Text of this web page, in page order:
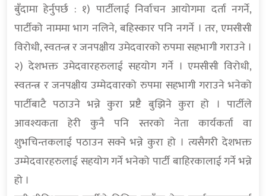
बुँदामा हेर्नुपर्छ : १) पार्टीलाई निर्वाचन आयोगमा दर्ता नगर्ने,
पार्टीको नाममा भाग नलिने, बहिस्कार पनि नगर्ने । तर, एमसीसी
विरोधी, स्वतन्त्र र जनपक्षीय उमेदवारको रुपमा सहभागी गराउने ।
२) देशभक्त उमेदवारहरुलाई सहयोग गर्ने । एमसीसी विरोधी,
स्वतन्त्र र जनपक्षीय उम्मेदवारको रुपमा सहभागी गराउने भनेको
पार्टीबाटै पठाउने भन्ने कुरा प्रष्टै बुझिने कुरा हो । पार्टीले
आवश्यकता हेरी कुनै पनि स्तरको नेता कार्यकर्ता वा
शुभचिन्तकलाई पठाउन सक्ने भन्ने कुरा हो । त्यसैगरी देशभक्त
उम्मेदवारहरुलाई सहयोग गर्ने भनेको पार्टी बाहिरकालाई गर्ने भन्ने
हो ।